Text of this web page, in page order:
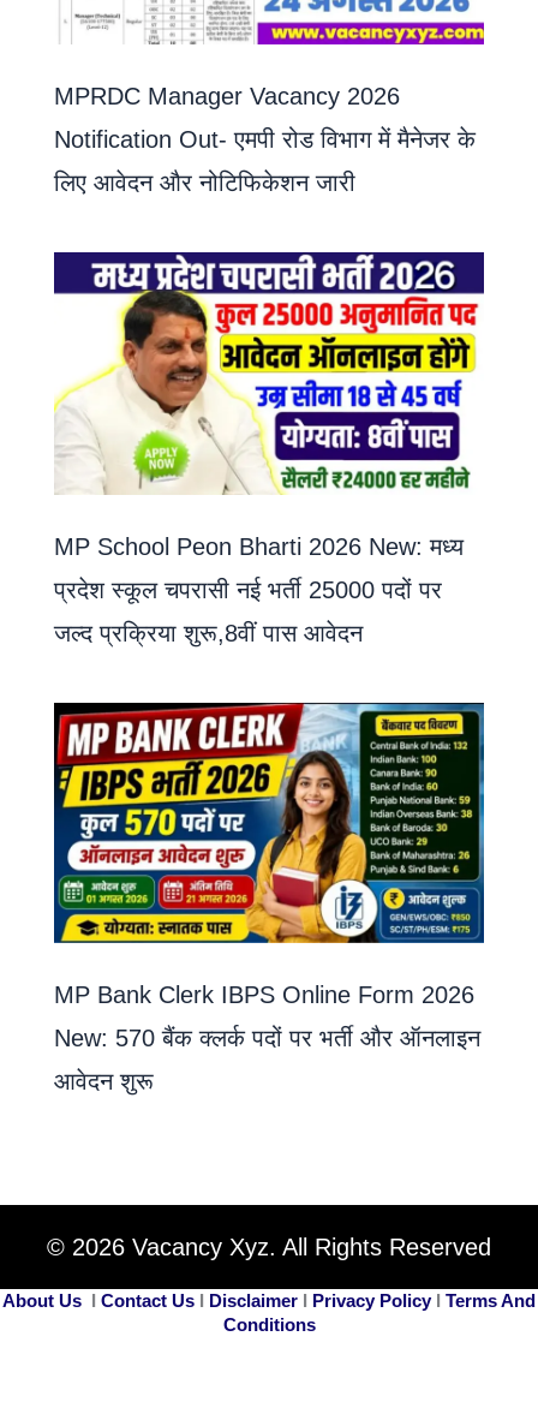
MPRDC Manager Vacancy 2026
Notification Out- एमपी रोड विभाग में मैनेजर के
लिए आवेदन और नोटिफिकेशन जारी
MP School Peon Bharti 2026 New: मध्य
प्रदेश स्कूल चपरासी नई भर्ती 25000 पदों पर
जल्द प्रक्रिया शुरू,8वीं पास आवेदन
MP Bank Clerk IBPS Online Form 2026
New: 570 बैंक क्लर्क पदों पर भर्ती और ऑनलाइन
आवेदन शुरू
© 2026 Vacancy Xyz. All Rights Reserved
About Us I Contact Us I Disclaimer I Privacy PolicyI Terms And
Conditions